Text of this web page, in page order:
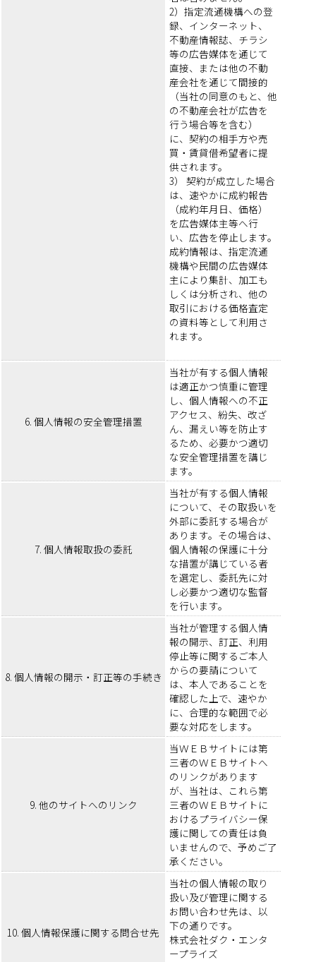
2）指定流通機構への登
録、インターネット、
不動産情報誌、チラシ
等の広告媒体を通じて
直接、または他の不動
産会社を通じて間接的
（当社の同意のもと、他
の不動産会社が広告を
行う場合等を含む）
に、契約の相手方や売
買・賃貸借希望者に提
供されます。
3） 契約が成立した場合
は、速やかに成約報告
（成約年月日、価格）
を広告媒体主等へ行
い、広告を停止します。
成約情報は、指定流通
機構や民間の広告媒体
主により集計、加工も
しくは分析され、他の
取引における価格査定
の資料等として利用さ
れます。
6. 個人情報の安全管理措置
当社が有する個人情報
は適正かつ慎重に管理
し、個人情報への不正
アクセス、紛失、改ざ
ん、漏えい等を防止す
るため、必要かつ適切
な安全管理措置を講じ
ます。
7. 個人情報取扱の委託
当社が有する個人情報
について、その取扱いを
外部に委託する場合が
あります。その場合は、
個人情報の保護に十分
な措置が講じている者
を選定し、委託先に対
し必要かつ適切な監督
を行います。
8. 個人情報の開示・訂正等の手続き
当社が管理する個人情
報の開示、訂正、利用
停止等に関するご本人
からの要請について
は、本人であることを
確認した上で、速やか
に、合理的な範囲で必
要な対応をします。
9. 他のサイトへのリンク
当ＷＥＢサイトには第
三者のＷＥＢサイトへ
のリンクがあります
が、当社は、これら第
三者のＷＥＢサイトに
おけるプライバシー保
護に関しての責任は負
いませんので、予めご了
承ください。
10. 個人情報保護に関する問合せ先
当社の個人情報の取り
扱い及び管理に関する
お問い合わせ先は、以
下の通りです。
株式会社ダク・エンタ
ープライズ